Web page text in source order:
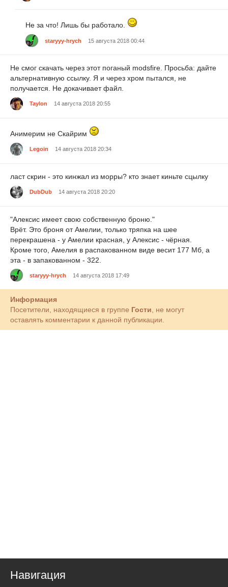
Не за что! Лишь бы работало.
staryyy-hrych 15 августа 2018 00:44
Не смог скачать через этот поганый modsfire. Просьба: дайте
альтернативную ссылку. Я и через хром пытался, не
получается. Не докачивает файл.
Taylon 14 августа 2018 20:55
Анимерим не Скайрим
Legoin 14 августа 2018 20:34
ласт скрин - это кинжал из морры? кто знает киньте сцылку
DubDub 14 августа 2018 20:20
"Алексис имеет свою собственную броню."
Врёт. Это броня от Амелии, только тряпка на шее
перекрашена - у Амелии красная, у Алексис - чёрная.
Кроме того, Амелия в распакованном виде весит 177 Мб, а
эта - в запакованном - 322.
staryyy-hrych 14 августа 2018 17:49
Информация
Посетители, находящиеся в группе Гости, не могут
оставлять комментарии к данной публикации.
Навигация